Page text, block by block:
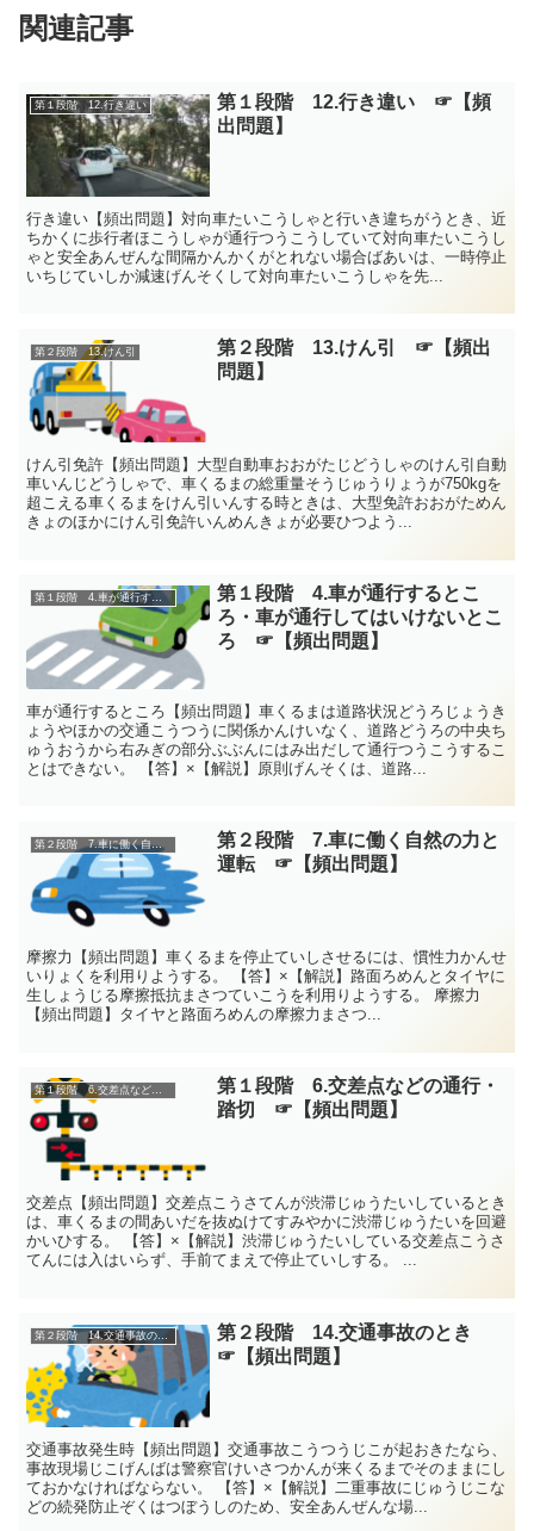
関連記事
第１段階 12.行き違い
第１段階 12.行き違い ☞【頻
出問題】
行き違い【頻出問題】対向車たいこうしゃと行いき違ちがうとき、近
ちかくに歩行者ほこうしゃが通行つうこうしていて対向車たいこうし
ゃと安全あんぜんな間隔かんかくがとれない場合ばあいは、一時停止
いちじていしか減速げんそくして対向車たいこうしゃを先...
第２段階 13.けん引
第２段階 13.けん引 ☞【頻出
問題】
けん引免許【頻出問題】大型自動車おおがたじどうしゃのけん引自動
車いんじどうしゃで、車くるまの総重量そうじゅうりょうが750kgを
超こえる車くるまをけん引いんする時ときは、大型免許おおがためん
きょのほかにけん引免許いんめんきょが必要ひつよう...
第１段階 4.車が通行するところ・車が通行してはいけないところ
第１段階 4.車が通行するとこ
ろ・車が通行してはいけないとこ
ろ ☞【頻出問題】
車が通行するところ【頻出問題】車くるまは道路状況どうろじょうき
ょうやほかの交通こうつうに関係かんけいなく、道路どうろの中央ち
ゅうおうから右みぎの部分ぶぶんにはみ出だして通行つうこうするこ
とはできない。 【答】×【解説】原則げんそくは、道路...
第２段階 7.車に働く自然の力と運転
第２段階 7.車に働く自然の力と
運転 ☞【頻出問題】
摩擦力【頻出問題】車くるまを停止ていしさせるには、慣性力かんせ
いりょくを利用りようする。 【答】×【解説】路面ろめんとタイヤに
生しょうじる摩擦抵抗まさつていこうを利用りようする。 摩擦力
【頻出問題】タイヤと路面ろめんの摩擦力まさつ...
第１段階 6.交差点などの通行・踏切
第１段階 6.交差点などの通行・
踏切 ☞【頻出問題】
交差点【頻出問題】交差点こうさてんが渋滞じゅうたいしているとき
は、車くるまの間あいだを抜ぬけてすみやかに渋滞じゅうたいを回避
かいひする。 【答】×【解説】渋滞じゅうたいしている交差点こうさ
てんには入はいらず、手前てまえで停止ていしする。 ...
第２段階 14.交通事故のとき
第２段階 14.交通事故のとき
☞【頻出問題】
交通事故発生時【頻出問題】交通事故こうつうじこが起おきたなら、
事故現場じこげんばは警察官けいさつかんが来くるまでそのままにし
ておかなければならない。 【答】×【解説】二重事故にじゅうじこな
どの続発防止ぞくはつぼうしのため、安全あんぜんな場...